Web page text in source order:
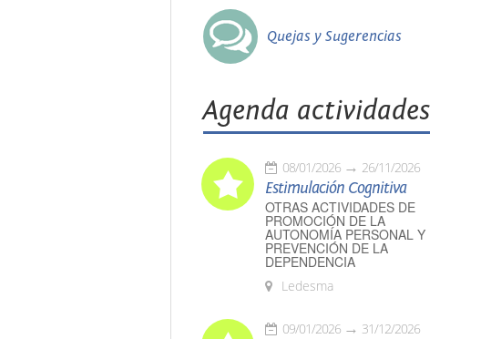
Quejas y Sugerencias
Agenda actividades
08/01/2026 26/11/2026
Estimulación Cognitiva
OTRAS ACTIVIDADES DE
PROMOCIÓN DE LA
AUTONOMÍA PERSONAL Y
PREVENCIÓN DE LA
DEPENDENCIA
Ledesma
09/01/2026 31/12/2026